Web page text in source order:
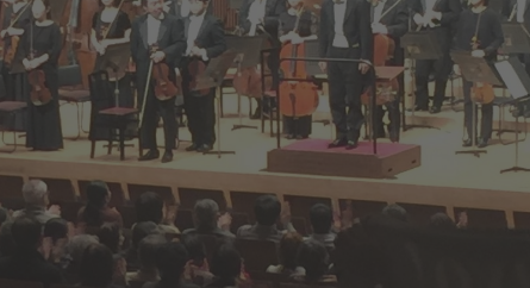
鑑賞会員入会
定期演奏会アーカイブ